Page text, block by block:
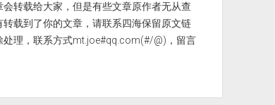
会转载给大家，但是有些文章原作者无从查
转载到了你的文章，请联系四海保留原文链
处理，联系方式mt.joe#qq.com(#/@)，留言